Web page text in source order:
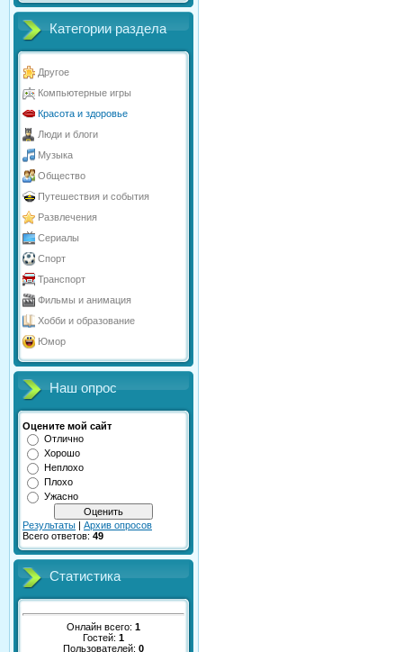
Категории раздела
Другое
Компьютерные игры
Красота и здоровье
Люди и блоги
Музыка
Общество
Путешествия и события
Развлечения
Сериалы
Спорт
Транспорт
Фильмы и анимация
Хобби и образование
Юмор
Наш опрос
Оцените мой сайт
Отлично
Хорошо
Неплохо
Плохо
Ужасно
Результаты | Архив опросов
Всего ответов: 49
Статистика
Онлайн всего: 1
Гостей: 1
Пользователей: 0